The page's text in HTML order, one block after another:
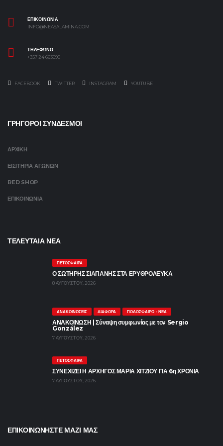
ΕΠΙΚΟΙΝΩΝΙΑ
INFO@NEASALAMINA.COM
ΤΗΛΕΦΩΝΟ
+357 24 663090
FACEBOOK TWITTER INSTAGRAM YOUTUBE
ΓΡΗΓΟΡΟΙ ΣΥΝΔΕΣΜΟΙ
ΑΡΧΙΚΗ
ΕΙΣΙΤΗΡΙΑ ΑΓΩΝΩΝ
RED SHOP
ΕΠΙΚΟΙΝΩΝΙΑ
ΤΕΛΕΥΤΑΙΑ ΝΕΑ
ΠΕΤΌΣΦΑΙΡΑ
Ο ΣΩΤΗΡΗΣ ΣΙΑΠΑΝΗΣ ΣΤΑ ΕΡΥΘΡΟΛΕΥΚΑ
8 ΑΥΓΟΎΣΤΟΥ, 2026
ΑΝΑΚΟΙΝΏΣΕΙΣ ΔΙΆΦΟΡΑ ΠΟΔΌΣΦΑΙΡΟ - ΝΈΑ
ΑΝΑΚΟΙΝΩΣΗ | Σύναψη συμφωνίας με τον Sergio
González
7 ΑΥΓΟΎΣΤΟΥ, 2026
ΠΕΤΌΣΦΑΙΡΑ
ΣΥΝΕΧΙΖΕΙ Η ΑΡΧΗΓΟΣ ΜΑΡΙΑ ΧΙΤΖΙΟΥ ΓΙΑ 6η ΧΡΟΝΙΑ
7 ΑΥΓΟΎΣΤΟΥ, 2026
ΕΠΙΚΟΙΝΩΝΗΣΤΕ ΜΑΖΙ ΜΑΣ